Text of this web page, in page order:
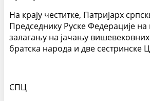
На крају честитке, Патријарх
Председнику Руске Федерације на
залагању на јачању
братска народа и две сестринске
СПЦ